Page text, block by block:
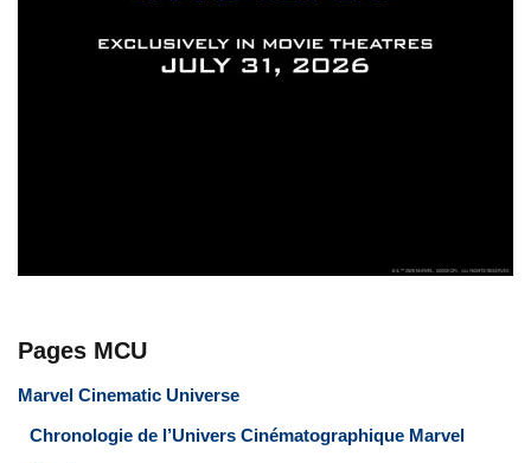
Pages MCU
Marvel Cinematic Universe
Chronologie de l’Univers Cinématographique Marvel